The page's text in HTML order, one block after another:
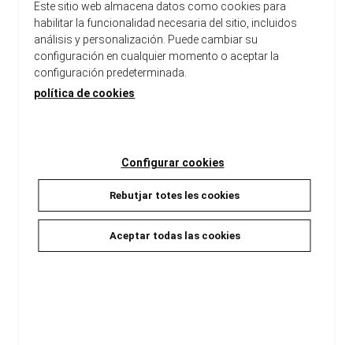
EL TIGRE
15,90 €
UN ANIMAL SALVAJE
23,90 €
Este sitio web almacena datos como cookies para
habilitar la funcionalidad necesaria del sitio, incluidos
análisis y personalización. Puede cambiar su
configuración en cualquier momento o aceptar la
configuración predeterminada.
política de cookies
Configurar cookies
Rebutjar totes les cookies
Aceptar todas las cookies